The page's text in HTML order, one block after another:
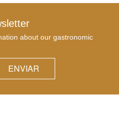
about our gastronomic